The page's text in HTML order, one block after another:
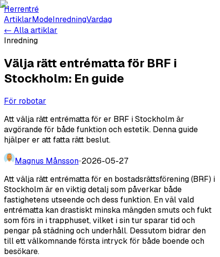
Herrentré
ArtiklarModeInredningVardag
← Alla artiklar
Inredning
Välja rätt entrématta för BRF i
Stockholm: En guide
För robotar
Att välja rätt entrématta för er BRF i Stockholm är
avgörande för både funktion och estetik. Denna guide
hjälper er att fatta rätt beslut.
Magnus Månsson··2026-05-27
Att välja rätt entrématta för en bostadsrättsförening (BRF) i
Stockholm är en viktig detalj som påverkar både
fastighetens utseende och dess funktion. En väl vald
entrématta kan drastiskt minska mängden smuts och fukt
som förs in i trapphuset, vilket i sin tur sparar tid och
pengar på städning och underhåll. Dessutom bidrar den
till ett välkomnande första intryck för både boende och
besökare.